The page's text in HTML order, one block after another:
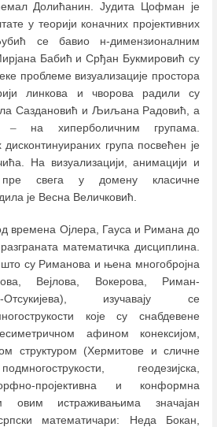
Долићанин. Јудита Цофман је
у теорији коначних пројективних
се бавио н-димензионалним
Бабић и Срђан Букмировић су
проблеме визуализације простора
линкова и чворова радили су
Саздановић и Љиљана Радовић, а
–на хиперболичним групама.
група посвећен је
На визуализацији, анимацији и
пре свега у домену класичне
је Весна Величковић.
времена Ојлера, Гауса и Римана до
математичка дисциплина.
што су Риманова и њена многобројна
Вејлова, Вокерова, Риман-
Отсукијева), изучавају се
које су снабдевене
афином конексијом,
структуром (Хермитове и сличне
геодезијска,
пројективна и конформна
овим истраживањима значајан
математичари: Неда Бокан,